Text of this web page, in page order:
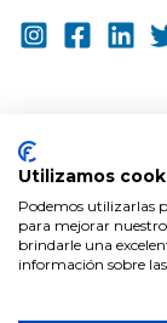
Super-
En Oferta
Condiciones de
Envíos
Utilizamos
Podemos utilizarlas
para mejorar
brindarle una
información sobre